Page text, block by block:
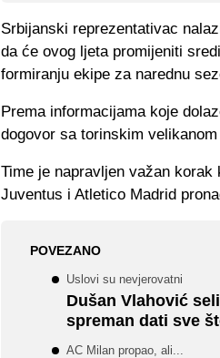
Srbijanski reprezentativac
da će ovog ljeta promijeniti
formiranju ekipe za narednu
Prema informacijama koje
dogovor sa torinskim
Time je napravljen važan
Juventus i Atletico Madrid
POVEZANO
Uslovi su nevjerovatni
Dušan Vlahović
spreman dati sve
AC Milan propao, ali...